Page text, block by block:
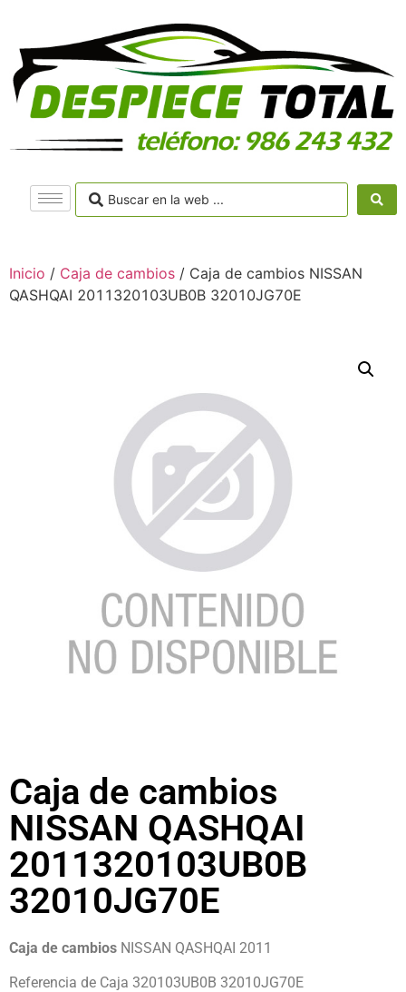
Inicio / Caja de cambios / Caja de cambios NISSAN
QASHQAI 2011320103UB0B 32010JG70E
Caja de cambios
NISSAN QASHQAI
2011320103UB0B
32010JG70E
Caja de cambios NISSAN QASHQAI 2011
Referencia de Caja 320103UB0B 32010JG70E